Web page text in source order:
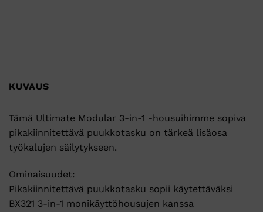
KUVAUS
Tämä Ultimate Modular 3-in-1 -housuihimme sopiva
pikakiinnitettävä puukkotasku on tärkeä lisäosa
työkalujen säilytykseen.
Ominaisuudet:
Pikakiinnitettävä puukkotasku sopii käytettäväksi
BX321 3-in-1 monikäyttöhousujen kanssa